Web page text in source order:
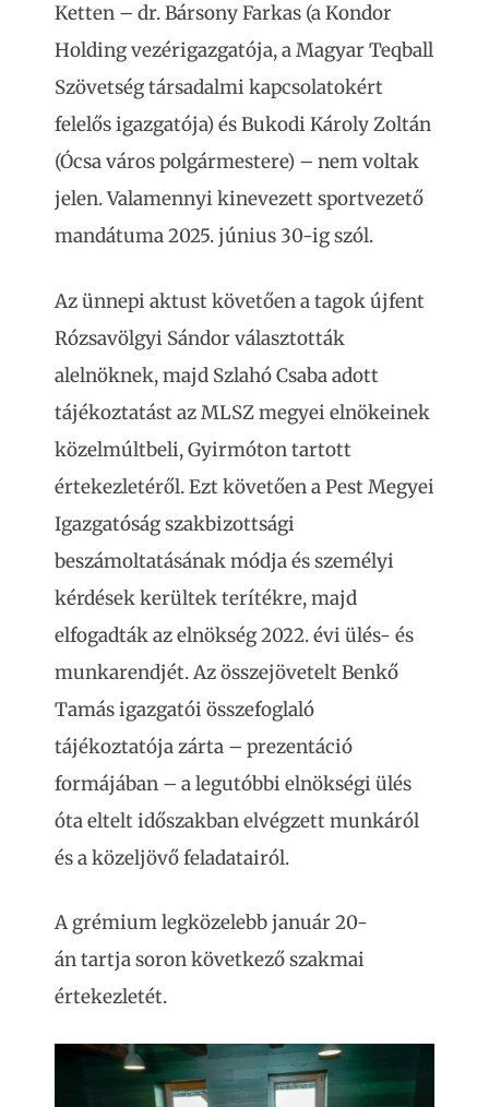
Ketten – dr. Bársony Farkas (a Kondor
Holding vezérigazgatója, a Magyar Teqball
Szövetség társadalmi kapcsolatokért
felelős igazgatója) és Bukodi Károly Zoltán
(Ócsa város polgármestere) – nem voltak
jelen. Valamennyi kinevezett sportvezető
mandátuma 2025. június 30-ig szól.
Az ünnepi aktust követően a tagok újfent
Rózsavölgyi Sándor választották
alelnöknek, majd Szlahó Csaba adott
tájékoztatást az MLSZ megyei elnökeinek
közelmúltbeli, Gyirmóton tartott
értekezletéről. Ezt követően a Pest Megyei
Igazgatóság szakbizottsági
beszámoltatásának módja és személyi
kérdések kerültek terítékre, majd
elfogadták az elnökség 2022. évi ülés- és
munkarendjét. Az összejövetelt Benkő
Tamás igazgatói összefoglaló
tájékoztatója zárta – prezentáció
formájában – a legutóbbi elnökségi ülés
óta eltelt időszakban elvégzett munkáról
és a közeljövő feladatairól.
A grémium legközelebb január 20-
án tartja soron következő szakmai
értekezletét.